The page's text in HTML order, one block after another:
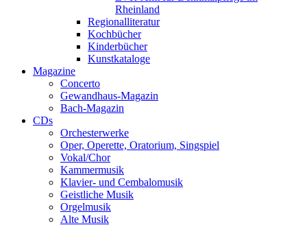
Rheinland
Regionalliteratur
Kochbücher
Kinderbücher
Kunstkataloge
Magazine
Concerto
Gewandhaus-Magazin
Bach-Magazin
CDs
Orchesterwerke
Oper, Operette, Oratorium, Singspiel
Vokal/Chor
Kammermusik
Klavier- und Cembalomusik
Geistliche Musik
Orgelmusik
Alte Musik